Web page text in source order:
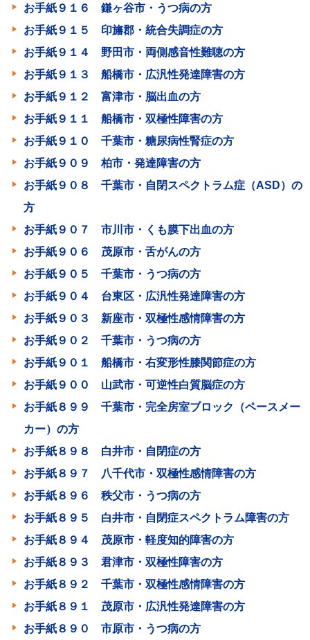
お手紙９１６ 鎌ヶ谷市・うつ病の方
お手紙９１５ 印旛郡・統合失調症の方
お手紙９１４ 野田市・両側感音性難聴の方
お手紙９１３ 船橋市・広汎性発達障害の方
お手紙９１２ 富津市・脳出血の方
お手紙９１１ 船橋市・双極性障害の方
お手紙９１０ 千葉市・糖尿病性腎症の方
お手紙９０９ 柏市・発達障害の方
お手紙９０８ 千葉市・自閉スペクトラム症（ASD）の
方
お手紙９０７ 市川市・くも膜下出血の方
お手紙９０６ 茂原市・舌がんの方
お手紙９０５ 千葉市・うつ病の方
お手紙９０４ 台東区・広汎性発達障害の方
お手紙９０３ 新座市・双極性感情障害の方
お手紙９０２ 千葉市・うつ病の方
お手紙９０１ 船橋市・右変形性膝関節症の方
お手紙９００ 山武市・可逆性白質脳症の方
お手紙８９９ 千葉市・完全房室ブロック（ペースメー
カー）の方
お手紙８９８ 白井市・自閉症の方
お手紙８９７ 八千代市・双極性感情障害の方
お手紙８９６ 秩父市・うつ病の方
お手紙８９５ 白井市・自閉症スペクトラム障害の方
お手紙８９４ 茂原市・軽度知的障害の方
お手紙８９３ 君津市・双極性障害の方
お手紙８９２ 千葉市・双極性感情障害の方
お手紙８９１ 茂原市・広汎性発達障害の方
お手紙８９０ 市原市・うつ病の方